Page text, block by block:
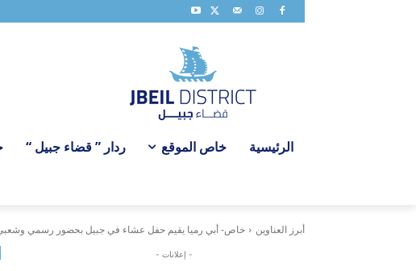
الرئيسية خاص الموقع ردار ” قضاء جبيل “
أبرز العناوين خاص- أبي رميا يقيم حفل عشاء في جبيل بحضور رسمي
- إعلانات -